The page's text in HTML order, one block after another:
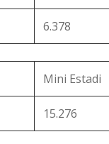
6.378
Mini Estadi
15.276